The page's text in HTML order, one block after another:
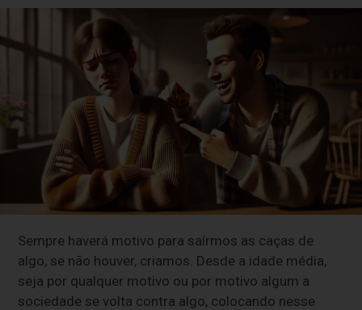
Sempre haverá motivo para saírmos as caças de
algo, se não houver, criamos. Desde a idade média,
seja por qualquer motivo ou por motivo algum a
sociedade se volta contra algo, colocando nesse